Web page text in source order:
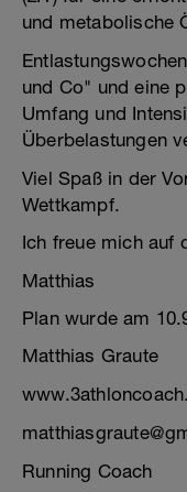
und metabolische
und Co" und eine
Umfang und
Überbelastungen
Viel Spaß in der
Wettkampf.
Ich freue mich auf
Matthias
Plan wurde am
Matthias Graute
Running Coach